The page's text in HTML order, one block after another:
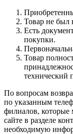
Товар не был
Есть
покупки.
Товар
технический
По вопросам
по указанным
филиалов,
сайте в разделе
необходимую